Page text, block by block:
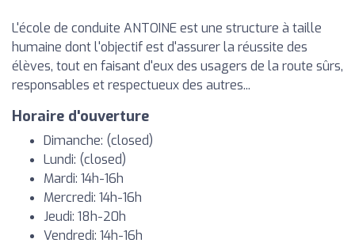
L'école de conduite ANTOINE est une structure à taille
humaine dont l'objectif est d'assurer la réussite des
élèves, tout en faisant d'eux des usagers de la route sûrs,
responsables et respectueux des autres...
Horaire d'ouverture
Dimanche: (closed)
Lundi: (closed)
Mardi: 14h-16h
Mercredi: 14h-16h
Jeudi: 18h-20h
Vendredi: 14h-16h